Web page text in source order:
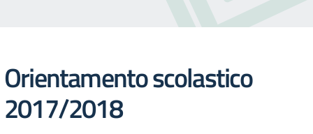
Orientamento scolastico
2017/2018